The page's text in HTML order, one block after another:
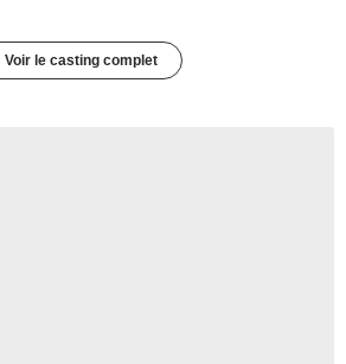
Voir le casting complet